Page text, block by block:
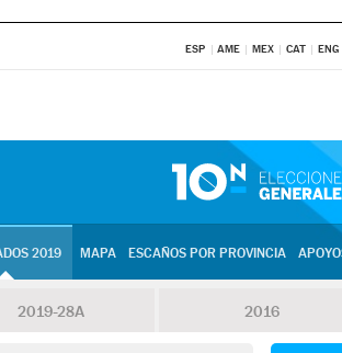
ESP AME MEX CAT ENG
2019 MAPA ESCAÑOS POR PROVINCIA
2019-28A 2016